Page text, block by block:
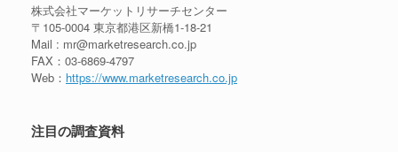
株式会社マーケットリサーチセンター
〒105-0004 東京都港区新橋1-18-21
Mail : mr@marketresearch.co.jp
FAX：03-6869-4797
Web： https://www.marketresearch.co.jp
注目の調査資料